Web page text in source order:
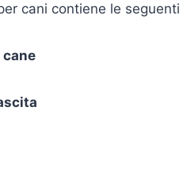
cani contiene le
cane